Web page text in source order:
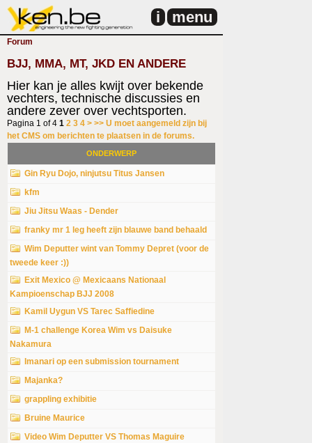
i menu
Forum
BJJ, MMA, MT, JKD EN ANDERE
Hier kan je alles kwijt over bekende
vechters, technische discussies en
andere zever over vechtsporten.
Pagina 1 of 4 1 2 3 4 > >> U moet aangemeld zijn bij
het CMS om berichten te plaatsen in de forums.
ONDERWERP
Gin Ryu Dojo, ninjutsu Titus Jansen
kfm
Jiu Jitsu Waas - Dender
franky mr 1 leg heeft zijn blauwe band behaald
Wim Deputter wint van Tommy Depret (voor de
tweede keer :))
Exit Mexico @ Mexicaans Nationaal
Kampioenschap BJJ 2008
Kamil Uygun VS Tarec Saffiedine
M-1 challenge Korea Wim vs Daisuke
Nakamura
Imanari op een submission tournament
Majanka?
grappling exhibitie
Bruine Maurice
Video Wim Deputter VS Thomas Maguire